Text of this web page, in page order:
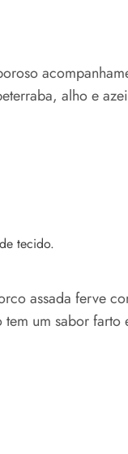
alho e
assada ferve
um sabor